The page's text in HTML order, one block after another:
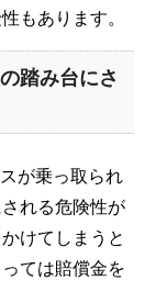
もあります。
踏み台にさ
が乗っ取られ
れる危険性が
けてしまうと
ては賠償金を